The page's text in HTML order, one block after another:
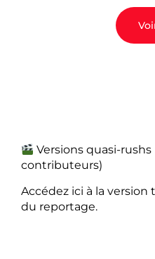
Versions quasi-rushs
contributeurs)
Accédez ici à la
du reportage.